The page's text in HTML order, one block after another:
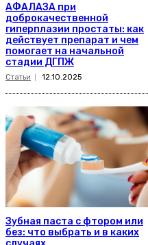
АФАЛАЗА при
доброкачественной
гиперплазии простаты: как
действует препарат и чем
помогает на начальной
стадии ДГПЖ
Статьи 12.10.2025
Зубная паста с фтором или
без: что выбрать и в каких